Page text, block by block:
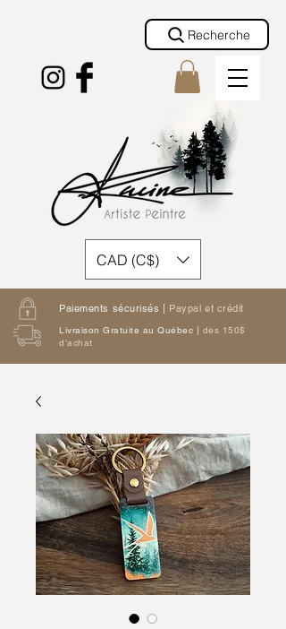
Paiements sécurisés | Paypal et crédit
Livraison Gratuite au Québec | dès 150$
d'achat
Recherche
CAD (C$)